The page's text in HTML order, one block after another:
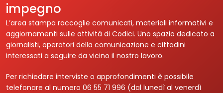
Area Stampa
Contatti
Login
impegno
L’area stampa raccoglie comunicati, materiali informativi e
aggiornamenti sulle attività di Codici. Uno spazio dedicato a
giornalisti, operatori della comunicazione e cittadini
interessati a seguire da vicino il nostro lavoro.
Per richiedere interviste o approfondimenti è possibile
telefonare al numero 06 55 71 996 (dal lunedì al venerdì